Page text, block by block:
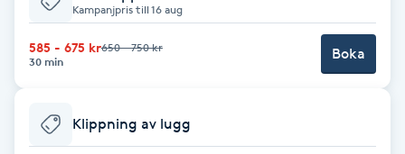
Fotsvamp
Fotvård
Fransar
Kampanjpris till 16 aug
585 - 675 kr650 - 750 kr
30 min
Boka
Klippning av lugg